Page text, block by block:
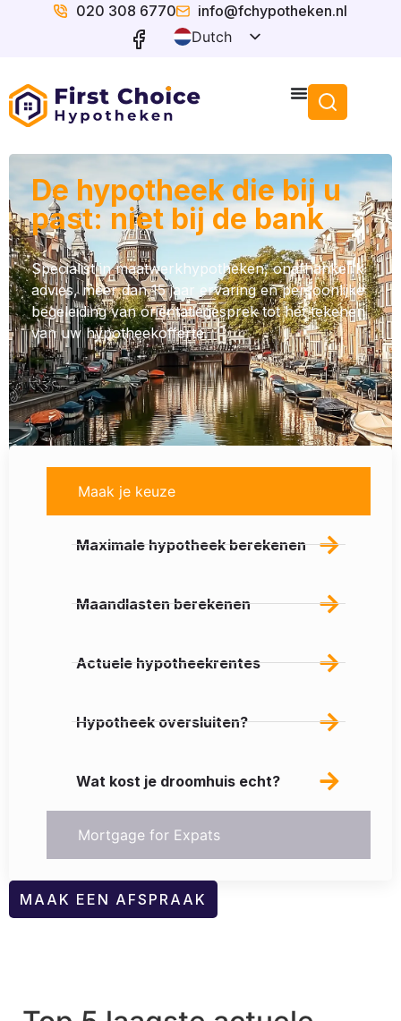
020 308 6770
info@fchypotheken.nl
Dutch
De hypotheek die bij u
past: niet bij de bank
Specialist in maatwerkhypotheken, onafhankelijk
advies, meer dan 15 jaar ervaring en persoonlijke
begeleiding van oriëntatiegesprek tot het tekenen
van uw hypotheekofferte.
Maak je keuze
Mortgage for Expats
Maximale hypotheek berekenen
Maandlasten berekenen
Actuele hypotheekrentes
Hypotheek oversluiten?
Wat kost je droomhuis echt?
MAAK EEN AFSPRAAK